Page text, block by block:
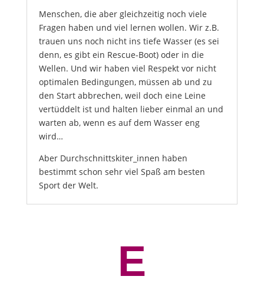
Menschen, die aber gleichzeitig noch viele
Fragen haben und viel lernen wollen. Wir z.B.
trauen uns noch nicht ins tiefe Wasser (es sei
denn, es gibt ein Rescue-Boot) oder in die
Wellen. Und wir haben viel Respekt vor nicht
optimalen Bedingungen, müssen ab und zu
den Start abbrechen, weil doch eine Leine
vertüddelt ist und halten lieber einmal an und
warten ab, wenn es auf dem Wasser eng
wird…
Aber Durchschnittskiter_innen haben
bestimmt schon sehr viel Spaß am besten
Sport der Welt.
E